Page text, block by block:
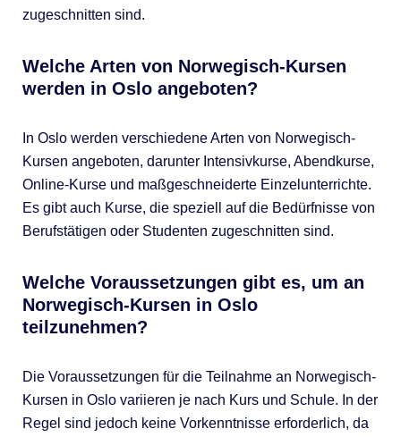
zugeschnitten sind.
Welche Arten von Norwegisch-Kursen
werden in Oslo angeboten?
In Oslo werden verschiedene Arten von Norwegisch-
Kursen angeboten, darunter Intensivkurse, Abendkurse,
Online-Kurse und maßgeschneiderte Einzelunterrichte.
Es gibt auch Kurse, die speziell auf die Bedürfnisse von
Berufstätigen oder Studenten zugeschnitten sind.
Welche Voraussetzungen gibt es, um an
Norwegisch-Kursen in Oslo
teilzunehmen?
Die Voraussetzungen für die Teilnahme an Norwegisch-
Kursen in Oslo variieren je nach Kurs und Schule. In der
Regel sind jedoch keine Vorkenntnisse erforderlich, da